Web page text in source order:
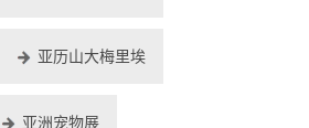
亚历山大梅里埃
亚洲宠物展